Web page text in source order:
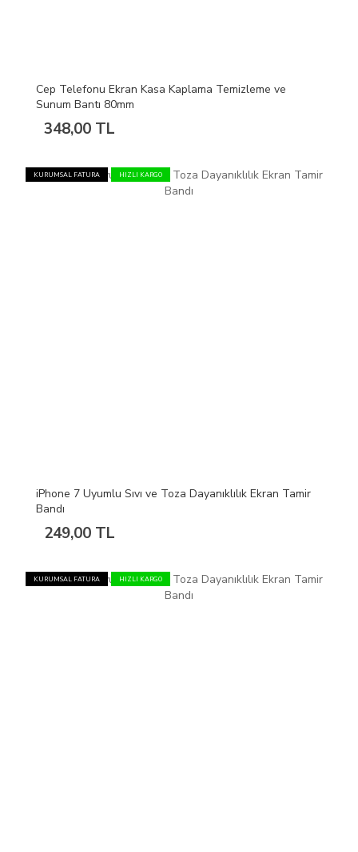
Cep Telefonu Ekran Kasa Kaplama Temizleme ve
Sunum Bantı 80mm
348,00 TL
KURUMSAL FATURA HIZLI KARGO
iPhone 7 Uyumlu Sıvı ve Toza Dayanıklılık Ekran Tamir
Bandı
249,00 TL
KURUMSAL FATURA HIZLI KARGO